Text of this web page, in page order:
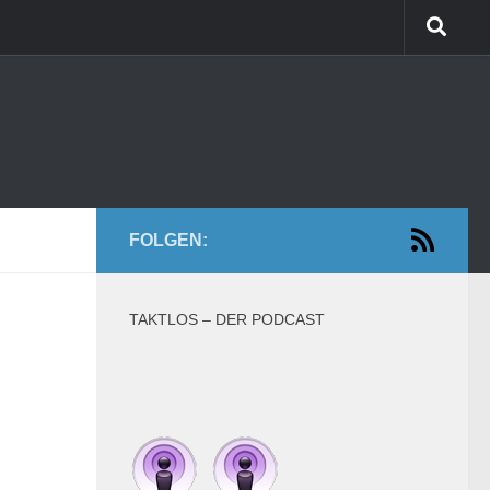
FOLGEN:
TAKTLOS – DER PODCAST